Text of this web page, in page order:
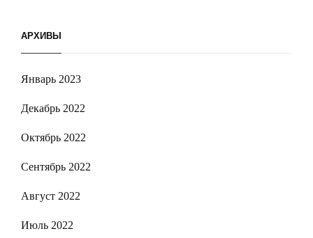
АРХИВЫ
Январь 2023
Декабрь 2022
Октябрь 2022
Сентябрь 2022
Август 2022
Июль 2022